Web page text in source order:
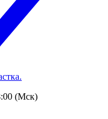
(Мск)